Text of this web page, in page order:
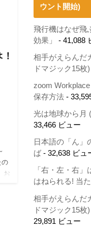
の
お
ウント開始)
飛行機はなぜ飛
効果」
- 41,088
相手がえらんだ
ドマジック15枚)
zoom
保存方法 -
光は地球から月
33,466 ビュー
日本語の「ん」
ば - 32,638 ビュ
「右・左・右
はねられる! 当
相手がえらんだ
ドマジック15
29,891 ビュー